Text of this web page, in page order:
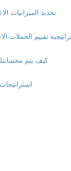
تحديد الميزانيات
تقييم الحملات
كيف يتم محسابتك
استراتيجات